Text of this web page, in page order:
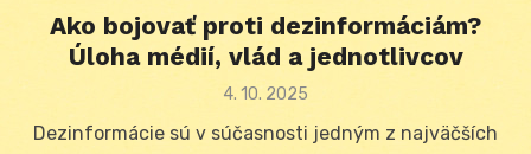
Ako bojovať proti dezinformáciám?
Úloha médií, vlád a jednotlivcov
Posted
4. 10. 2025
Dezinformácie sú v súčasnosti jedným z najväčších